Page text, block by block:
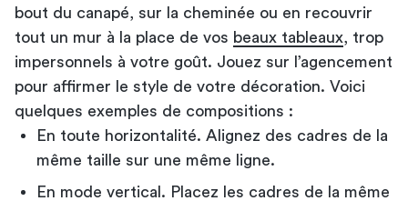
bout du canapé, sur la cheminée ou en recouvrir
tout un mur à la place de vos beaux tableaux , trop
impersonnels à votre goût. Jouez sur l’agencement
pour affirmer le style de votre décoration. Voici
quelques exemples de compositions :
En toute horizontalité. Alignez des cadres de la
même taille sur une même ligne.
En mode vertical. Placez les cadres de la même